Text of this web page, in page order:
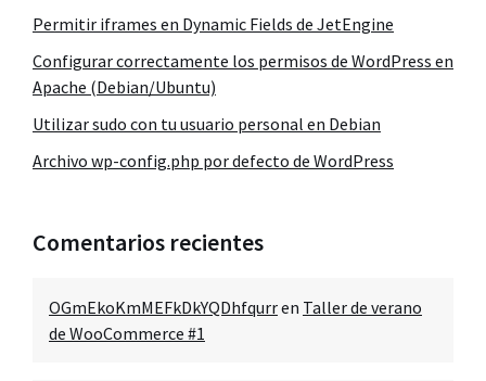
Permitir iframes en Dynamic Fields de JetEngine
Configurar correctamente los permisos de WordPress en
Apache (Debian/Ubuntu)
Utilizar sudo con tu usuario personal en Debian
Archivo wp-config.php por defecto de WordPress
Comentarios recientes
OGmEkoKmMEFkDkYQDhfqurren Taller de verano
de WooCommerce #1